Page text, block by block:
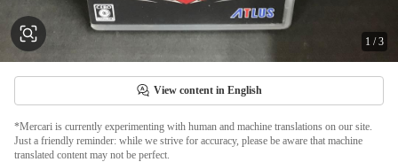
1 /3
View content in English
*Mercari is currently experimenting with human and machine translations on our site.
Just a friendly reminder: while we strive for accuracy, please be aware that machine
translated content may not be perfect.